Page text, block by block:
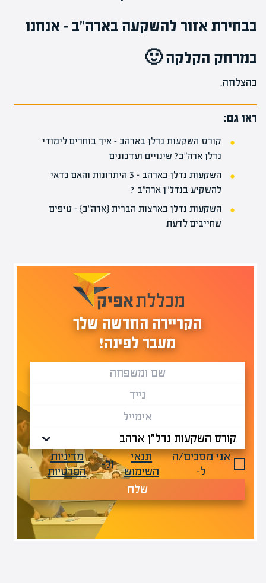
בבחירת אזור להשקעה בארה"ב –אנחנו
במרחק הקלקה 🙂
בהצלחה.
ראו גם:
קורס השקעות נדלן בארהב – איך בוחרים לימודי
נדלן ארה"ב? שינויים ועדכונים
השקעות נדלן בארהב – 3 היתרונות והאם כדאי
להשקיע בנדל"ן ארה"ב ?
השקעות נדלן בארצות הברית {ארה"ב} – טיפים
שחייבים לדעת
הקריירה החדשה שלך
מעבר לפינה!
אני מסכים/ה
ל-
תנאי
השימוש
ול-
מדיניות
הפרטיות
.
שלח